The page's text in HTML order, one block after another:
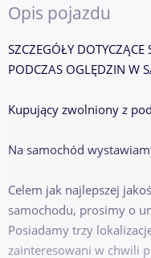
Opis pojazdu
SZCZEGÓŁY
PODCZAS OGLĘDZIN W
Kupujący zwolniony z
Na samochód
Celem jak najlepszej
samochodu, prosimy o
Posiadamy trzy
zainteresowani w chwili